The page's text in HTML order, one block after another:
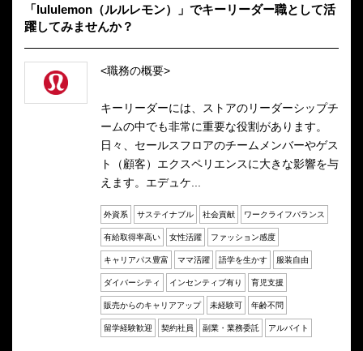
「lululemon（ルルレモン）」でキーリーダー職として活
躍してみませんか？
<職務の概要>
キーリーダーには、ストアのリーダーシップチ
ームの中でも非常に重要な役割があります。
日々、セールスフロアのチームメンバーやゲス
ト（顧客）エクスペリエンスに大きな影響を与
えます。エデュケ...
外資系 サステイナブル 社会貢献 ワークライフバランス
有給取得率高い 女性活躍 ファッション感度
キャリアパス豊富 ママ活躍 語学を生かす 服装自由
ダイバーシティ インセンティブ有り 育児支援
販売からのキャリアアップ 未経験可 年齢不問
留学経験歓迎 契約社員 副業・業務委託 アルバイト